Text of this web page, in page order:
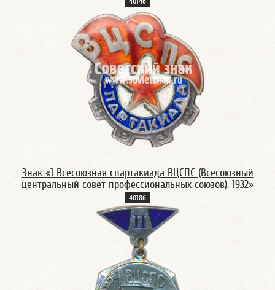
Знак «1 Всесоюзная спартакиада ВЦСПС (Всесоюзный
центральный совет профессиональных союзов). 1932»
4018б